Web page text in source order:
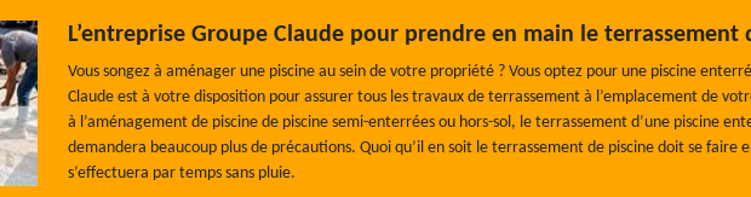
L’entreprise Groupe Claude pour prendre en main le terrassement
Vous songez à aménager une piscine au sein de votre propriété ? Vous optez pour une piscine
Claude est à votre disposition pour assurer tous les travaux de terrassement à l’emplacement de
à l’aménagement de piscine de piscine semi-enterrées ou hors-sol, le terrassement d’une piscine
demandera beaucoup plus de précautions. Quoi qu’il en soit le terrassement de piscine doit se faire
s’effectuera par temps sans pluie.